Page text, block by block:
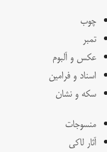
چوب
تمبر
عکس و آلبوم
اسناد و فرامین
سکه و نشان
منسوجات
آثار لاکی